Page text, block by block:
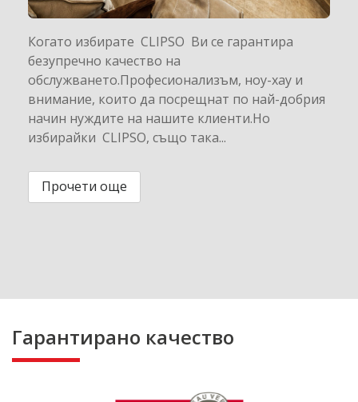
Когато избирате CLIPSO Ви се гарантира
безупречно качество на
обслужването.Професионализъм, ноу-хау и
внимание, които да посрещнат по най-добрия
начин нуждите на нашите клиенти.Но
избирайки CLIPSO, също така...
Прочети още
Гарантирано качество